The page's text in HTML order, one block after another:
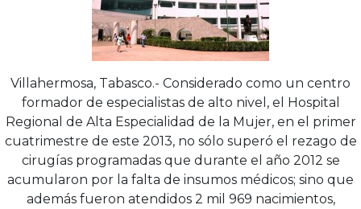
Villahermosa, Tabasco.- Considerado como un centro
formador de especialistas de alto nivel, el Hospital
Regional de Alta Especialidad de la Mujer, en el primer
cuatrimestre de este 2013, no sólo superó el rezago de
cirugías programadas que durante el año 2012 se
acumularon por la falta de insumos médicos; sino que
además fueron atendidos 2 mil 969 nacimientos,